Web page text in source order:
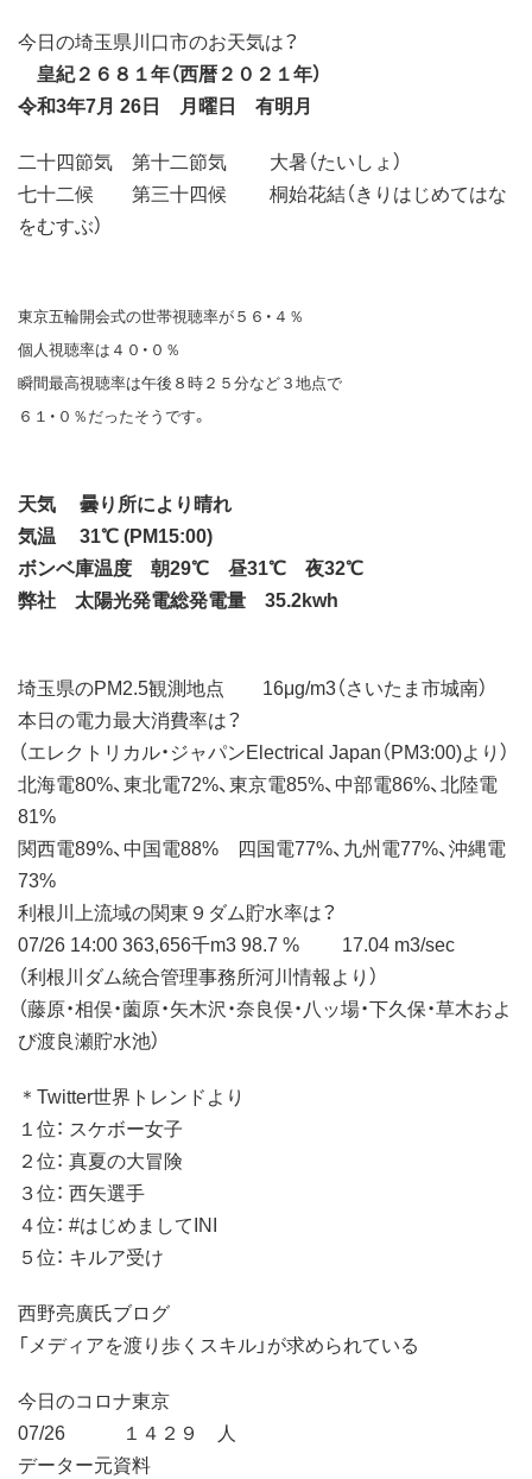
今日の埼玉県川口市のお天気は？
皇紀２６８１年（西暦２０２１年）
令和3年7月 26日 月曜日 有明月
二十四節気 第十二節気 大暑（たいしょ）
七十二候 第三十四候 桐始花結（きりはじめてはな
をむすぶ）
東京五輪開会式の世帯視聴率が５６・４％
個人視聴率は４０・０％
瞬間最高視聴率は午後８時２５分など３地点で
６１・０％だったそうです。
天気 曇り所により晴れ
気温 31℃ (PM15:00)
ボンベ庫温度 朝29℃ 昼31℃ 夜32℃
弊社 太陽光発電総発電量 35.2kwh
埼玉県のPM2.5観測地点 16μg/m3（さいたま市城南）
本日の電力最大消費率は？
（エレクトリカル・ジャパンElectrical Japan（PM3:00)より）
北海電80%、東北電72%、東京電85%、中部電86%、北陸電
81%
関西電89%、中国電88% 四国電77%、九州電77%、沖縄電
73%
利根川上流域の関東９ダム貯水率は？
07/26 14:00 363,656千m3 98.7 % 17.04 m3/sec
（利根川ダム統合管理事務所河川情報より）
（藤原・相俣・薗原・矢木沢・奈良俣・八ッ場・下久保・草木およ
び渡良瀬貯水池）
＊Twitter世界トレンドより
１位： スケボー女子
２位： 真夏の大冒険
３位： 西矢選手
４位： #はじめましてINI
５位： キルア受け
西野亮廣氏ブログ
「メディアを渡り歩くスキル」が求められている
今日のコロナ東京
07/26 １４２９ 人
データー元資料